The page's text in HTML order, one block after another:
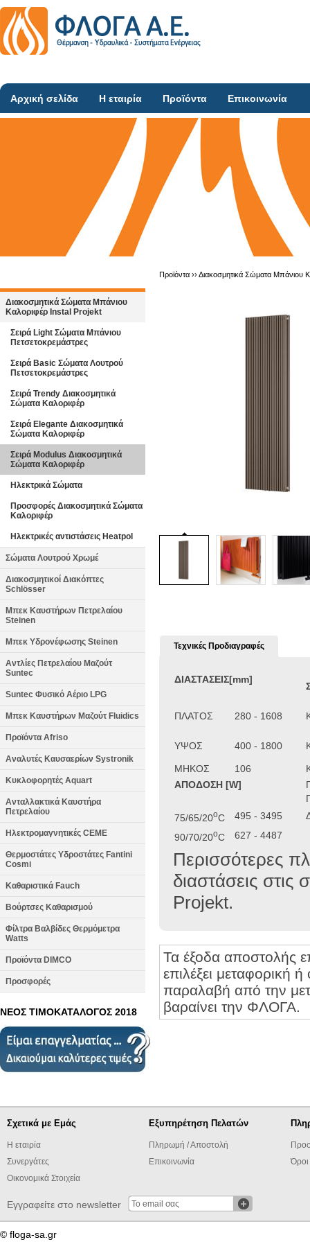
Αρχική σελίδα Η εταιρία Προϊόντα Επικοινωνία
Διακοσμητικά Σώματα Μπάνιου
Καλοριφέρ Instal Projekt
Σειρά Light Σώματα Μπάνιου
Πετσετοκρεμάστρες
Σειρά Basic Σώματα Λουτρού
Πετσετοκρεμάστρες
Σειρά Trendy Διακοσμητικά
Σώματα Καλοριφέρ
Σειρά Elegante Διακοσμητικά
Σώματα Καλοριφέρ
Σειρά Modulus Διακοσμητικά
Σώματα Καλοριφέρ
Ηλεκτρικά Σώματα
Προσφορές Διακοσμητικά Σώματα
Καλοριφέρ
Ηλεκτρικές αντιστάσεις Heatpol
Σώματα Λουτρού Χρωμέ
Διακοσμητικοί Διακόπτες
Schlösser
Μπεκ Καυστήρων Πετρελαίου
Steinen
Μπεκ Υδρονέφωσης Steinen
Αντλίες Πετρελαίου Μαζούτ
Suntec
Suntec Φυσικό Αέριο LPG
Μπεκ Καυστήρων Μαζούτ Fluidics
Προϊόντα Afriso
Αναλυτές Καυσαερίων Systronik
Κυκλοφορητές Aquart
Ανταλλακτικά Καυστήρα
Πετρελαίου
Ηλεκτρομαγνητικές CEME
Θερμοστάτες Υδροστάτες Fantini
Cosmi
Καθαριστικά Fauch
Βούρτσες Καθαρισμού
Φίλτρα Βαλβίδες Θερμόμετρα
Watts
Προϊόντα DIMCO
Προσφορές
ΝΕΟΣ ΤΙΜΟΚΑΤΑΛΟΓΟΣ 2018
Προϊόντα ››Διακοσμητικά Σώματα Μπάνιου
Τεχνικές Προδιαγραφές
ΔΙΑΣΤΑΣΕΙΣ[mm]
ΠΛΑΤΟΣ 280 - 1608
ΥΨΟΣ 400 - 1800
ΜΗΚΟΣ 106
ΑΠΟΔΟΣΗ [W]
75/65/20oC 495 - 3495
90/70/20oC 627 - 4487
Περισσότερες
διαστάσεις
Projekt.
Τα έξοδα αποστολής
επιλέξει μεταφορική
παραλαβή από την
βαραίνει την ΦΛΟΓΑ.
Σχετικά με Εμάς
Η εταιρία
Συνεργάτες
Οικονομικά Στοιχεία
Εξυπηρέτηση Πελατών
Πληρωμή / Αποστολή
Επικοινωνία
Εγγραφείτε στο newsletter
© floga-sa.gr